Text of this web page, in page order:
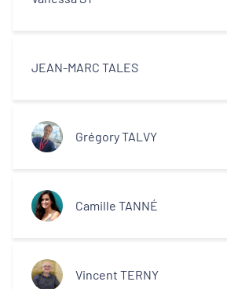
JEAN-MARC TALES
Grégory TALVY
Camille TANNÉ
Vincent TERNY